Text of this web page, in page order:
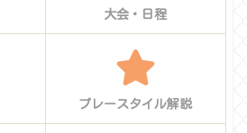
大会・日程
プレースタイル解説